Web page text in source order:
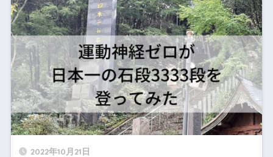
2022年10月21日